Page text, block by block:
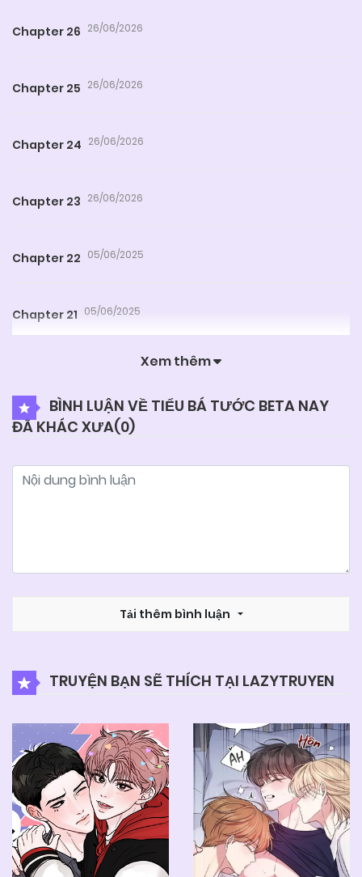
Chapter 26 26/06/2026
Chapter 25 26/06/2026
Chapter 24 26/06/2026
Chapter 23 26/06/2026
Chapter 22 05/06/2025
Chapter 21 05/06/2025
05/06/2025
Chapter 19 05/06/2025
Chapter 18 05/06/2025
Chapter 13 05/06/2025
Chapter 12 05/06/2025
Xem thêm
BÌNH LUẬN VỀ TIỂU BÁ TƯỚC BETA NAY
ĐÃ KHÁC XƯA(0)
Tải thêm bình luận
TRUYỆN BẠN SẼ THÍCH TẠI LAZYTRUYEN